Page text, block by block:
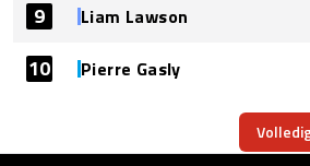
9 Liam Lawson
10 Pierre Gasly